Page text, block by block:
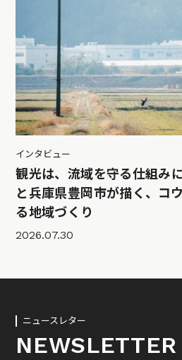
インタビュー
観光は、流域を守る仕組み
と兵庫県豊岡市が描く、コ
る地域づくり
2026.07.30
ニュースレター
NEWSLETTER